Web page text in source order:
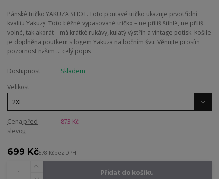
Pánské tričko YAKUZA SHOT. Toto poutavé tričko ukazuje prvotřídní
kvalitu Yakuzy. Toto běžné vypasované tričko – ne příliš štíhlé, ne příliš
volné, tak akorát – má krátké rukávy, kulatý výstřih a vintage potisk. Košile
je doplněna poutkem s logem Yakuza na bočním švu. Věnujte prosím
pozornost našim ... celý popis
Dostupnost
Skladem
Velikost
Cena před
slevou
873 Kč
699 Kč578 Kčbez DPH
Přidat do košíku